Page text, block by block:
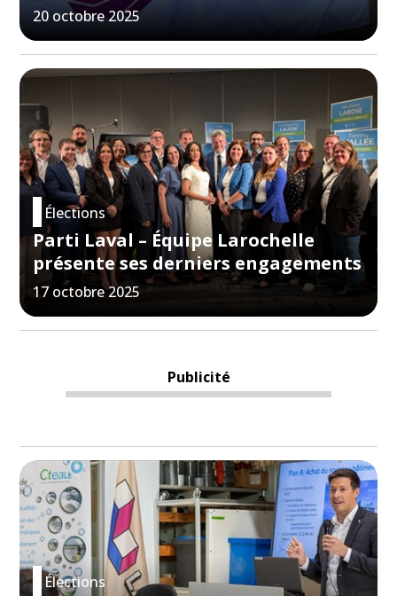
20 octobre 2025
Élections
Parti Laval – Équipe Larochelle
présente ses derniers engagements
17 octobre 2025
Publicité
Élections